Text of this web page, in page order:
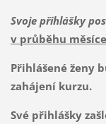
Svoje přihlášky
v průběhu
Přihlášené ženy
zahájení kurzu.
Své přihlášky